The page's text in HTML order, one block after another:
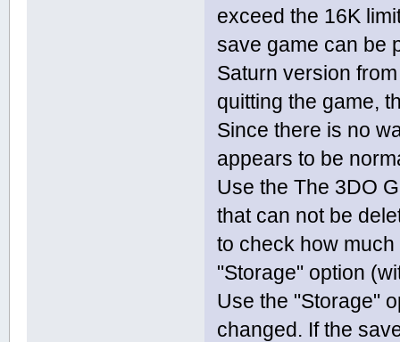
exceed the 16K
save game can be
Saturn version
quitting the game,
Since there is no
appears to be
Use the The 3DO
that can not be
to check how
"Storage" option
Use the "Storage"
changed. If the